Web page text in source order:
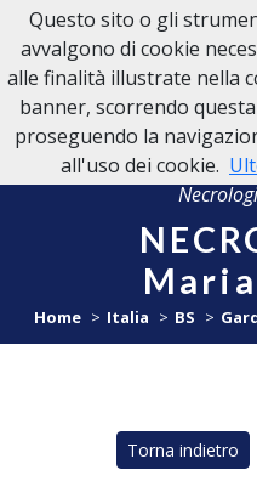
NECROLOGI VAL
Home Italia BS
Torna indietro
Questo sito o gli
avvalgono di cookie
alle finalità illustrate nella
banner, scorrendo
proseguendo la
all'uso dei cookie.